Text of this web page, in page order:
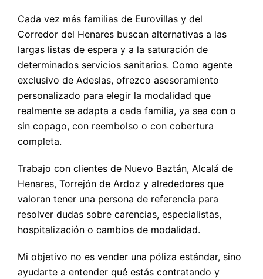
Cada vez más familias de Eurovillas y del
Corredor del Henares buscan alternativas a las
largas listas de espera y a la saturación de
determinados servicios sanitarios. Como agente
exclusivo de Adeslas, ofrezco asesoramiento
personalizado para elegir la modalidad que
realmente se adapta a cada familia, ya sea con o
sin copago, con reembolso o con cobertura
completa.
Trabajo con clientes de Nuevo Baztán, Alcalá de
Henares, Torrejón de Ardoz y alrededores que
valoran tener una persona de referencia para
resolver dudas sobre carencias, especialistas,
hospitalización o cambios de modalidad.
Mi objetivo no es vender una póliza estándar, sino
ayudarte a entender qué estás contratando y